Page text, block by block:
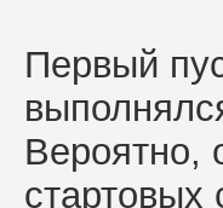
Первый
Вероятно,